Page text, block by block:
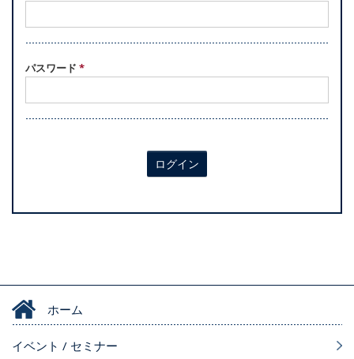
パスワード *
ログイン
ホーム
イベント / セミナー